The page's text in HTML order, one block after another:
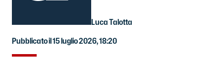
Luca Talotta
Pubblicato il 15 luglio 2026, 18:20